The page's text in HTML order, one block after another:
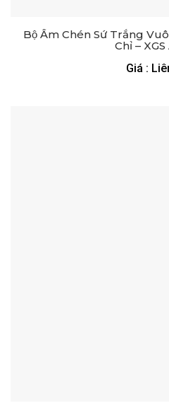
Bộ Ấm Chén Sứ Trắng
Chỉ –
Giá :